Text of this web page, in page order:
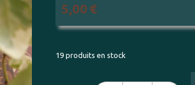
5,00 €
19produits en stock